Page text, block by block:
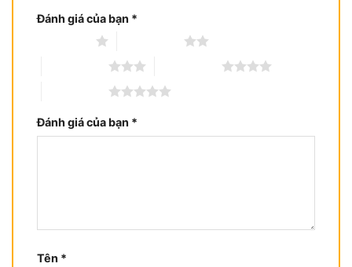
Đánh giá của bạn *
Đánh giá của bạn *
Tên *